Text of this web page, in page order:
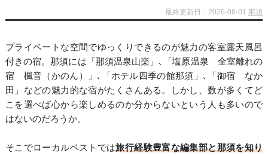
最終更新日：2026-08-01 那須
プライベートな空間でゆっくりできるのが魅力の客室露天風呂
付きの宿。那須には「那須温泉山楽」､「塩原温泉 全室離れの
宿 楓音（かのん）」､「ホテル四季の館那須」､「御宿 なか
田」などの魅力的な宿がたくさんある。しかし、数が多くてど
こを選べば心から楽しめるのか分からないという人も多いので
はないのだろうか。
そこでローカルベストでは旅行経験豊富な編集部と那須を知り